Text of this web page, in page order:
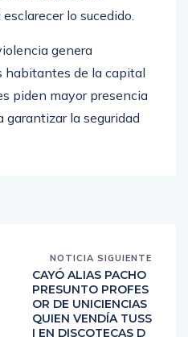
investigaciones
genera
habitantes de la capital
piden mayor presencia
garantizar la seguridad
NOTICIA SIGUIENTE
CAYÓ ALIAS PACHO
PRESUNTO PROFES
OR DE UNICIENCIAS